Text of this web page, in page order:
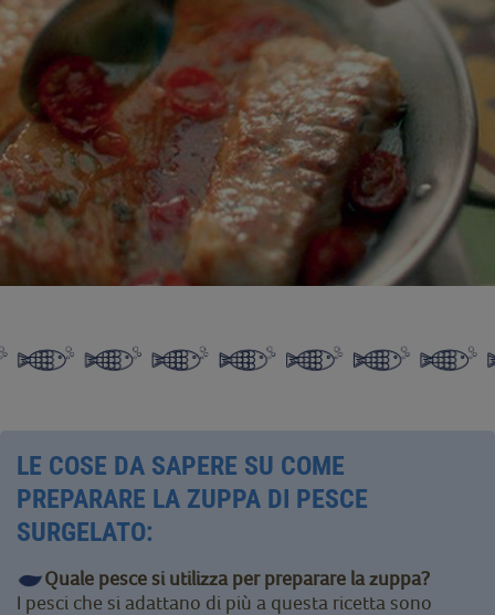
LE COSE DA SAPERE SU COME
PREPARARE LA ZUPPA DI PESCE
SURGELATO:
Quale pesce si utilizza per preparare la zuppa?
I pesci che si adattano di più a questa ricetta sono